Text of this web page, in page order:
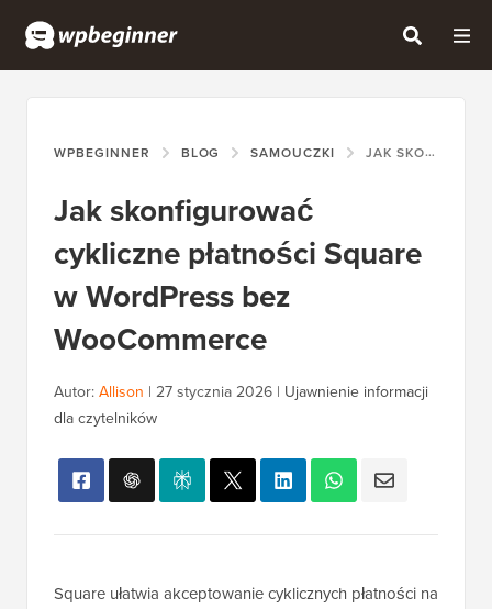
WPBEGINNER BLOG SAMOUCZKI JAK SKONFIGUROWAĆ CYKLICZNE PŁATNOŚCI SQUARE W WORDPRESS BEZ WOOCOMMERCE
Jak skonfigurować
cykliczne płatności Square
w WordPress bez
WooCommerce
Autor: Allison | 27 stycznia 2026 | Ujawnienie informacji
dla czytelników
Square ułatwia akceptowanie cyklicznych płatności na